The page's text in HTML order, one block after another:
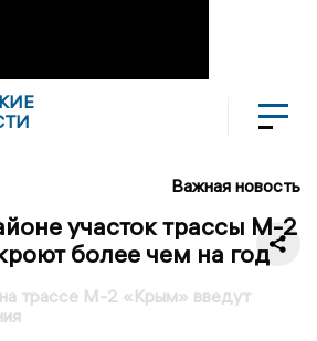
Важная новость
участок трассы М-2
более чем на год
трассе М-2 «Крым» введут